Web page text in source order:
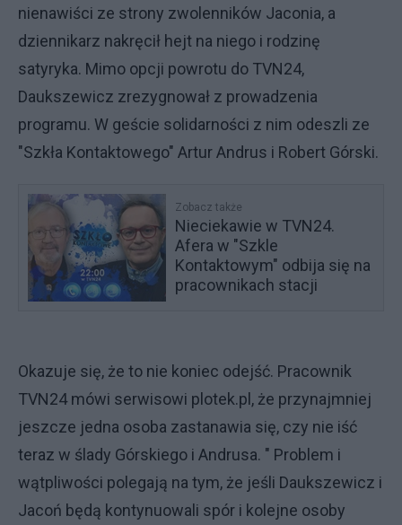
nienawiści ze strony zwolenników Jaconia, a
dziennikarz nakręcił hejt na niego i rodzinę
satyryka. Mimo opcji powrotu do TVN24,
Daukszewicz zrezygnował z prowadzenia
programu. W geście solidarności z nim odeszli ze
"Szkła Kontaktowego" Artur Andrus i Robert Górski.
Zobacz także
Nieciekawie w TVN24.
Afera w "Szkle
Kontaktowym" odbija się na
pracownikach stacji
Okazuje się, że to nie koniec odejść. Pracownik
TVN24 mówi serwisowi plotek.pl, że przynajmniej
jeszcze jedna osoba zastanawia się, czy nie iść
teraz w ślady Górskiego i Andrusa. " Problem i
wątpliwości polegają na tym, że jeśli Daukszewicz i
Jacoń będą kontynuowali spór i kolejne osoby